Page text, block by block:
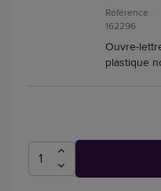
Référence :
162296
Ouvre-
plastique